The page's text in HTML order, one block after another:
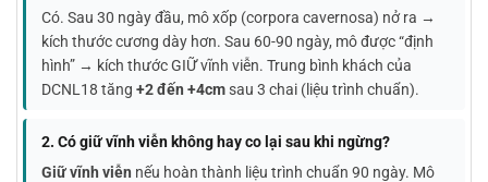
Có. Sau 30 ngày đầu, mô xốp (corpora cavernosa) nở ra →
kích thước cương dày hơn. Sau 60-90 ngày, mô được “định
hình” → kích thước GIỮ vĩnh viễn. Trung bình khách của
DCNL18 tăng +2 đến +4cmsau 3 chai (liệu trình chuẩn).
2. Có giữ vĩnh viễn không hay co lại sau khi ngừng?
Giữ vĩnh viễn nếu hoàn thành liệu trình chuẩn 90 ngày. Mô